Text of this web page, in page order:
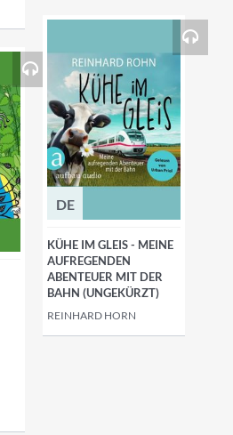
DE
KÜHE IM GLEIS - MEINE
AUFREGENDEN
ABENTEUER MIT DER
BAHN (UNGEKÜRZT)
REINHARD HORN